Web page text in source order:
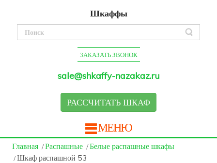
Шкаффы
ЗАКАЗАТЬ ЗВОНОК
sale@shkaffy-nazakaz.ru
РАССЧИТАТЬ ШКАФ
МЕНЮ
Главная Распашные
Белые распашные шкафы
Шкаф распашной 53